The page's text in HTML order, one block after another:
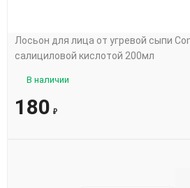
Лосьон для лица от угревой сыпи
салициловой кислотой 200мл
В наличии
180 ₽